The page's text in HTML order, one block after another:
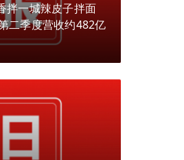
拌一城辣皮子拌面
二季度营收约482亿